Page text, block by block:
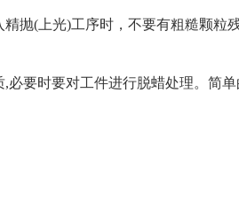
(上光)工序时，不要有粗糙颗粒
要时要对工件进行脱蜡处理。简单